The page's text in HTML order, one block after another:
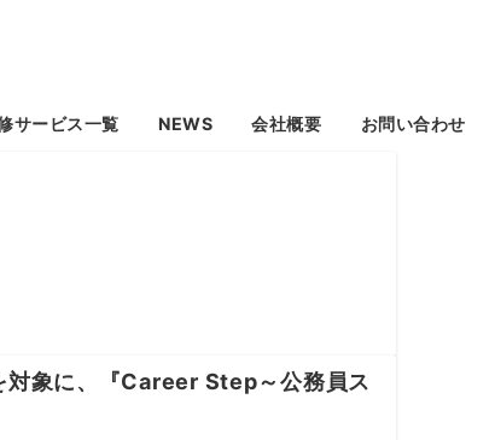
サービス一覧 NEWS 会社概要 お問い合わせ
対象に、『Career Step～公務員ス